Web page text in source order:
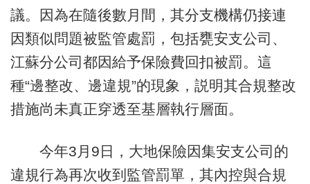
議。因為在隨後數月間，其分支機構仍接連
因類似問題被監管處罰，包括甕安支公司、
江蘇分公司都因給予保險費回扣被罰。這
種“邊整改、邊違規”的現象，説明其合規整改
措施尚未真正穿透至基層執行層面。
今年3月9日，大地保險因集安支公司的
違規行為再次收到監管罰單，其內控與合規